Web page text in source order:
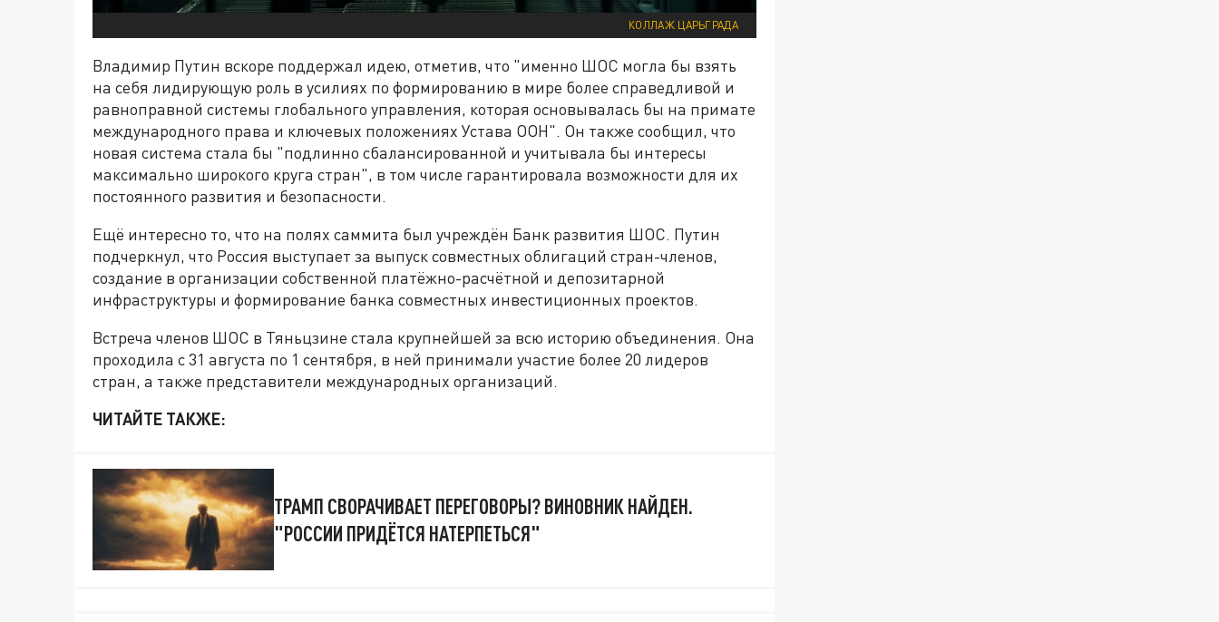
КОЛЛАЖ ЦАРЬГРАДА
Владимир Путин вскоре поддержал идею, отметив, что "именно ШОС могла бы взять
на себя лидирующую роль в усилиях по формированию в мире более справедливой и
равноправной системы глобального управления, которая основывалась бы на примате
международного права и ключевых положениях Устава ООН". Он также сообщил, что
новая система стала бы "подлинно сбалансированной и учитывала бы интересы
максимально широкого круга стран", в том числе гарантировала возможности для их
постоянного развития и безопасности.
Ещё интересно то, что на полях саммита был учреждён Банк развития ШОС. Путин
подчеркнул, что Россия выступает за выпуск совместных облигаций стран-членов,
создание в организации собственной платёжно-расчётной и депозитарной
инфраструктуры и формирование банка совместных инвестиционных проектов.
Встреча членов ШОС в Тяньцзине стала крупнейшей за всю историю объединения. Она
проходила с 31 августа по 1 сентября, в ней принимали участие более 20 лидеров
стран, а также представители международных организаций.
ЧИТАЙТЕ ТАКЖЕ:
ТРАМП СВОРАЧИВАЕТ ПЕРЕГОВОРЫ? ВИНОВНИК НАЙДЕН.
"РОССИИ ПРИДЁТСЯ НАТЕРПЕТЬСЯ"